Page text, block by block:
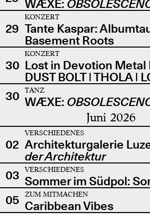
WÆXE:
29
KONZERT
Tante Kaspar:
Basement Roots
30
KONZERT
Lost in Devotion Metal
DUST BOLT | THOLA |
30
TANZ
WÆXE:
Juni 2026
02
VERSCHIEDENES
Architekturgalerie
der Architektur
03
VERSCHIEDENES
Sommer im Südpol:
05
ZUM MITMACHEN
Caribbean Vibes